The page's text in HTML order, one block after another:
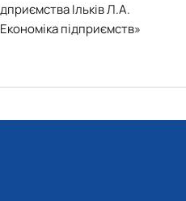
Ільків Л.А.
підприємств»